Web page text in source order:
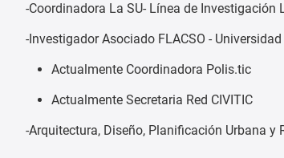
-Coordinadora La SU- Línea de
-Investigador Asociado FLACSO -
Actualmente Coordinadora Polis.tic
Actualmente Secretaria Red CIVITIC
-Arquitectura, Diseño, Planificación Urbana